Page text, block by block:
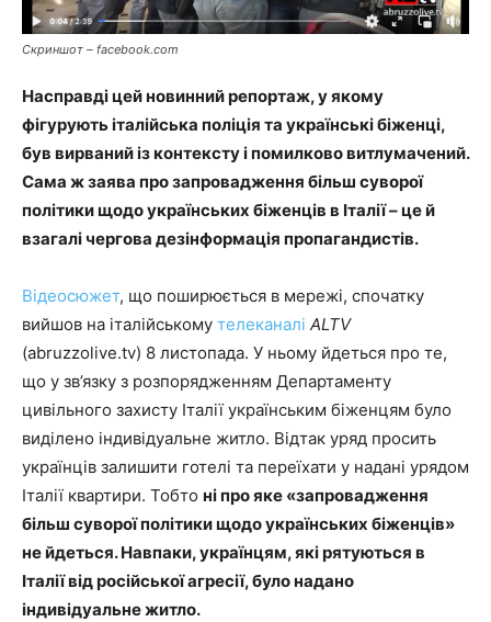
Скриншот – facebook.com
Насправді цей новинний репортаж, у якому
фігурують італійська поліція та українські біженці,
був вирваний із контексту і помилково витлумачений.
Сама ж заява про запровадження більш суворої
політики щодо українських біженців в Італії – це й
взагалі чергова дезінформація пропагандистів.
Відеосюжет, що поширюється в мережі, спочатку
вийшов на італійському телеканалі ALTV
(abruzzolive.tv) 8 листопада. У ньому йдеться про те,
що у зв’язку з розпорядженням Департаменту
цивільного захисту Італії українським біженцям було
виділено індивідуальне житло. Відтак уряд просить
українців залишити готелі та переїхати у надані урядом
Італії квартири. Тобто ні про яке «запровадження
більш суворої політики щодо українських біженців»
не йдеться. Навпаки, українцям, які рятуються в
Італії від російської агресії, було надано
індивідуальне житло.